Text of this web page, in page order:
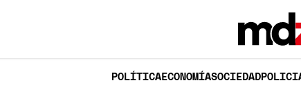
POLÍTICAECONOMÍASOCIEDAD